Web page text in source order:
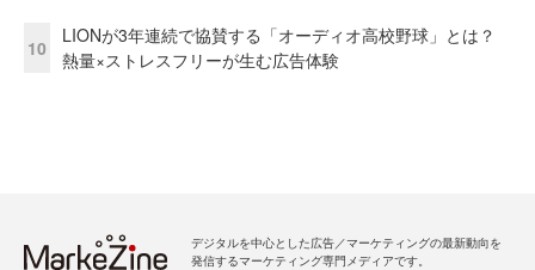
10
LIONが3年連続で協賛する「オーディオ高校野球」とは？
熱量×ストレスフリーが生む広告体験
デジタルを中心とした広告／マーケティングの最新動向を
発信するマーケティング専門メディアです。